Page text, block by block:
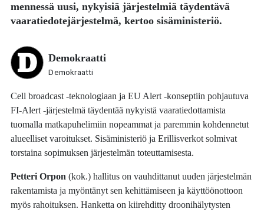
mennessä uusi, nykyisiä järjestelmiä täydentävä
vaaratiedotejärjestelmä, kertoo sisäministeriö.
Demokraatti
Demokraatti
Cell broadcast -teknologiaan ja EU Alert -konseptiin pohjautuva
FI-Alert -järjestelmä täydentää nykyistä vaaratiedottamista
tuomalla matkapuhelimiin nopeammat ja paremmin kohdennetut
alueelliset varoitukset. Sisäministeriö ja Erillisverkot solmivat
torstaina sopimuksen järjestelmän toteuttamisesta.
Petteri Orpon (kok.) hallitus on vauhdittanut uuden järjestelmän
rakentamista ja myöntänyt sen kehittämiseen ja käyttöönottoon
myös rahoituksen. Hanketta on kiirehditty droonihälytysten